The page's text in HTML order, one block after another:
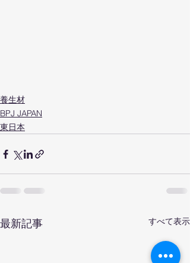
養生材
BPJ JAPAN
東日本
最新記事 すべて表示